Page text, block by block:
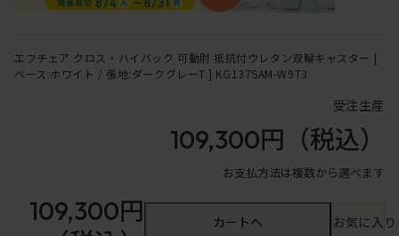
エフチェア クロス・ハイバック 可動肘 抵抗付ウレタン双輪キャスター [
ベース:ホワイト / 張地:ダークグレーT ] KG137SAM-W9T3
受注生産
109,300円 （税込）
お支払方法は複数から選べます
109,300円
カートへ お気に入